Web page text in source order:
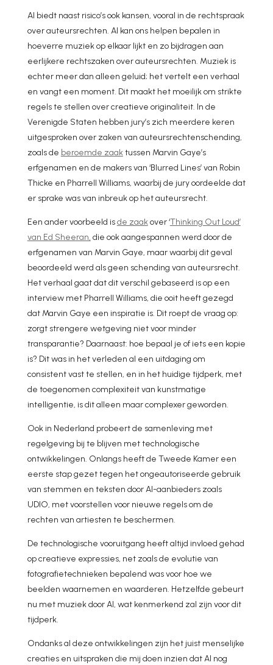
AI biedt naast risico’s ook kansen, vooral in de rechtspraak
over auteursrechten. AI kan ons helpen bepalen in
hoeverre muziek op elkaar lijkt en zo bijdragen aan
eerlijkere rechtszaken over auteursrechten. Muziek is
echter meer dan alleen geluid; het vertelt een verhaal
en vangt een moment. Dit maakt het moeilijk om strikte
regels te stellen over creatieve originaliteit. In de
Verenigde Staten hebben jury’s zich meerdere keren
uitgesproken over zaken van auteursrechtenschending,
zoals de beroemde zaaktussen Marvin Gaye’s
erfgenamen en de makers van ‘Blurred Lines’ van Robin
Thicke en Pharrell Williams, waarbij de jury oordeelde dat
er sprake was van inbreuk op het auteursrecht.
Een ander voorbeeld isde zaakover ‘Thinking Out Loud’
van Ed Sheeran, die ook aangespannen werd door de
erfgenamen van Marvin Gaye, maar waarbij dit geval
beoordeeld werd als geen schending van auteursrecht.
Het verhaal gaat dat dit verschil gebaseerd is op een
interview met Pharrell Williams, die ooit heeft gezegd
dat Marvin Gaye een inspiratie is. Dit roept de vraag op:
zorgt strengere wetgeving niet voor minder
transparantie? Daarnaast: hoe bepaal je of iets een kopie
is? Dit was in het verleden al een uitdaging om
consistent vast te stellen, en in het huidige tijdperk, met
de toegenomen complexiteit van kunstmatige
intelligentie, is dit alleen maar complexer geworden.
Ook in Nederland probeert de samenleving met
regelgeving bij te blijven met technologische
ontwikkelingen. Onlangs heeft de Tweede Kamer een
eerste stap gezet tegen het ongeautoriseerde gebruik
van stemmen en teksten door AI-aanbieders zoals
UDIO, met voorstellen voor nieuwe regels om de
rechten van artiesten te beschermen.
De technologische vooruitgang heeft altijd invloed gehad
op creatieve expressies, net zoals de evolutie van
fotografietechnieken bepalend was voor hoe we
beelden waarnemen en waarderen. Hetzelfde gebeurt
nu met muziek door AI, wat kenmerkend zal zijn voor dit
tijdperk.
Ondanks al deze ontwikkelingen zijn het juist menselijke
creaties en uitspraken die mij doen inzien dat AI nog